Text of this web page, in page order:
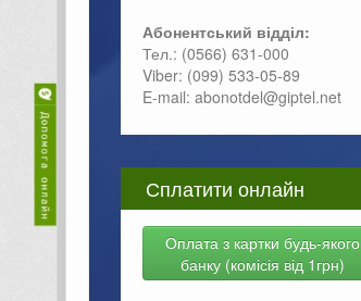
Абонентський відділ:
Тел.: (0566) 631-000
Viber: (099) 533-05-89
E-mail: abonotdel@giptel.net
Сплатити онлайн
Оплата з картки будь-якого
банку (комісія від 1грн)